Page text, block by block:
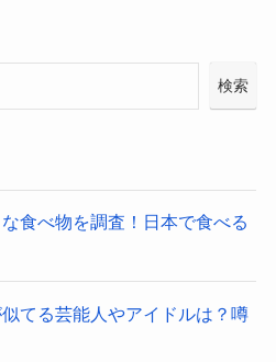
検索
食べ物を調査！日本で食べる
てる芸能人やアイドルは？噂